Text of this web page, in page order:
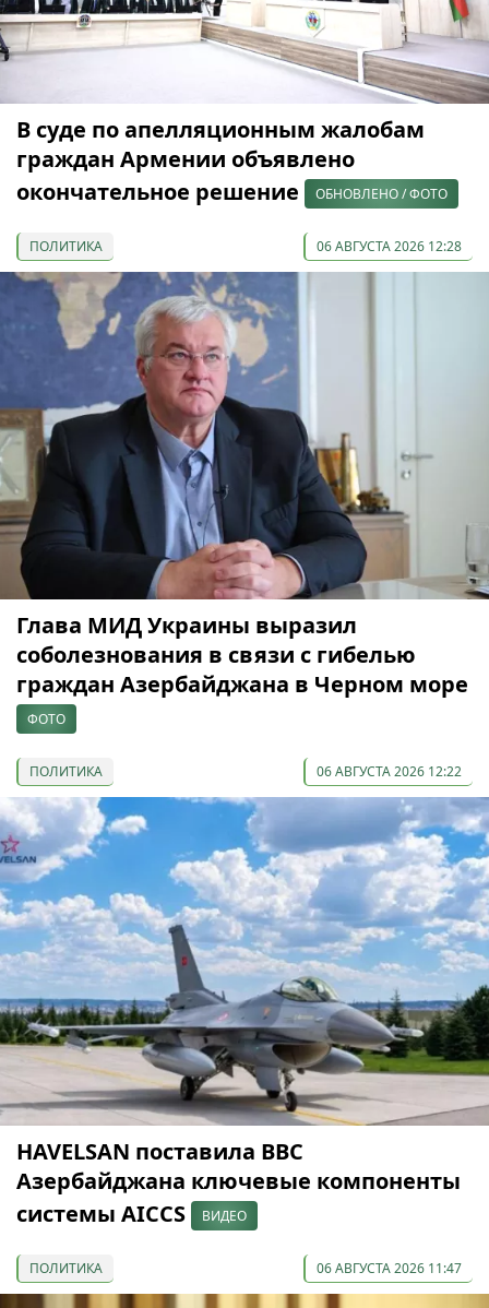
В суде по апелляционным жалобам
граждан Армении объявлено
окончательное решение
ОБНОВЛЕНО / ФОТО
ПОЛИТИКА 06 АВГУСТА 2026 12:28
Глава МИД Украины выразил
соболезнования в связи с гибелью
граждан Азербайджана в Черном море
ФОТО
ПОЛИТИКА 06 АВГУСТА 2026 12:22
HAVELSAN поставила ВВС
Азербайджана ключевые компоненты
системы AICCS
ВИДЕО
ПОЛИТИКА 06 АВГУСТА 2026 11:47